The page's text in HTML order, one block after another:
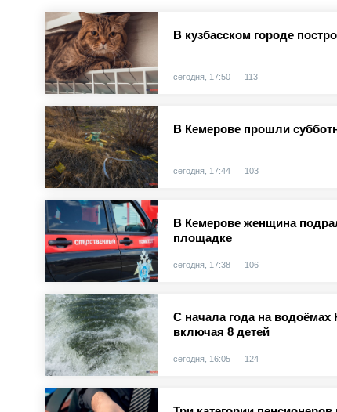
В кузбасском городе
сегодня, 17:50 113
В Кемерове прошли
сегодня, 17:44 103
В Кемерове женщина
площадке
сегодня, 17:38 106
С начала года на водоёмах
включая 8 детей
сегодня, 16:05 124